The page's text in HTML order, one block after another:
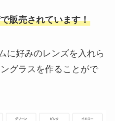
販売されています！
に好みのレンズを入れら
グラスを作ることがで